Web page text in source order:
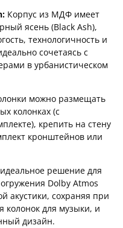
Корпус из МДФ имеет
ясень (Black Ash),
технологичность и
сочетаясь с
в урбанистическом
можно размещать
колонках (с
крепить на стену
кронштейнов или
решение для
Dolby Atmos
акустики, сохраняя при
колонок для музыки, и
дизайн.